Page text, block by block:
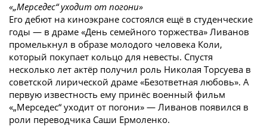
«„Мерседес“ уходит от погони»
Его дебют на киноэкране состоялся ещё в студенческие
годы — в драме «День семейного торжества» Ливанов
промелькнул в образе молодого человека Коли,
который покупает кольцо для невесты. Спустя
несколько лет актёр получил роль Николая Торсуева в
советской лирической драме «Безответная любовь». А
первую известность ему принёс военный фильм
«„Мерседес“ уходит от погони» — Ливанов появился в
роли переводчика Саши Ермоленко.